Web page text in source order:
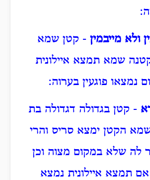
ולא מייבמין - קטן שמא
שמא תמצא איילונית
נמצאו פוגעין בערוה:
- קטן בגדולה דגדולה בת
הקטן ימצא סריס והרי
לה שלא במקום מצוה וכן
תמצא איילונית נמצא